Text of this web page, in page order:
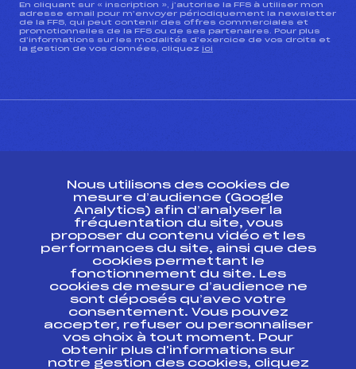
En cliquant sur « inscription », j’autorise la FFS à utiliser mon
adresse email pour m’envoyer périodiquement la newsletter
de la FFS, qui peut contenir des offres commerciales et
promotionnelles de la FFS ou de ses partenaires. Pour plus
d’informations sur les modalités d’exercice de vos droits et
la gestion de vos données, cliquez ici
Ressources
Pass’Neige
Projet sportif fédéral
Projet de performance fédéral
Antidopage
Pôle Développement, Formation, Suivi
Scientifique
Listes ministérielles
Pôle vie de l’athlète
Nous utilisons des cookies de
mesure d’audience (Google
Analytics) afin d’analyser la
fréquentation du site, vous
proposer du contenu vidéo et les
performances du site, ainsi que des
cookies permettant le
fonctionnement du site. Les
cookies de mesure d’audience ne
sont déposés qu’avec votre
consentement. Vous pouvez
accepter, refuser ou personnaliser
vos choix à tout moment. Pour
obtenir plus d'informations sur
notre gestion des cookies, cliquez